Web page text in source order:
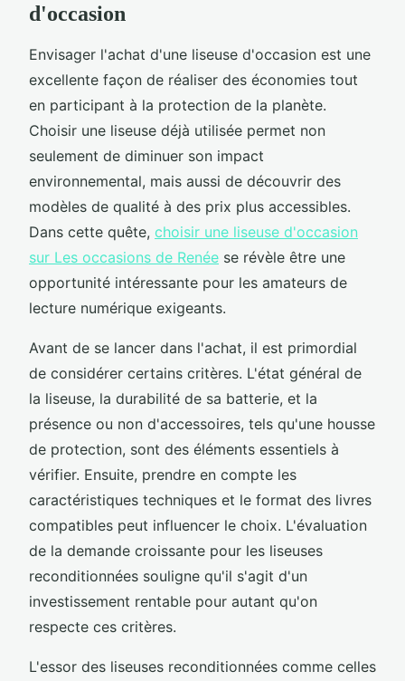
d'occasion
Envisager l'achat d'une liseuse d'occasion est une
excellente façon de réaliser des économies tout
en participant à la protection de la planète.
Choisir une liseuse déjà utilisée permet non
seulement de diminuer son impact
environnemental, mais aussi de découvrir des
modèles de qualité à des prix plus accessibles.
Dans cette quête, choisir une liseuse d'occasion
sur Les occasions de Renée se révèle être une
opportunité intéressante pour les amateurs de
lecture numérique exigeants.
Avant de se lancer dans l'achat, il est primordial
de considérer certains critères. L'état général de
la liseuse, la durabilité de sa batterie, et la
présence ou non d'accessoires, tels qu'une housse
de protection, sont des éléments essentiels à
vérifier. Ensuite, prendre en compte les
caractéristiques techniques et le format des livres
compatibles peut influencer le choix. L'évaluation
de la demande croissante pour les liseuses
reconditionnées souligne qu'il s'agit d'un
investissement rentable pour autant qu'on
respecte ces critères.
L'essor des liseuses reconditionnées comme celles